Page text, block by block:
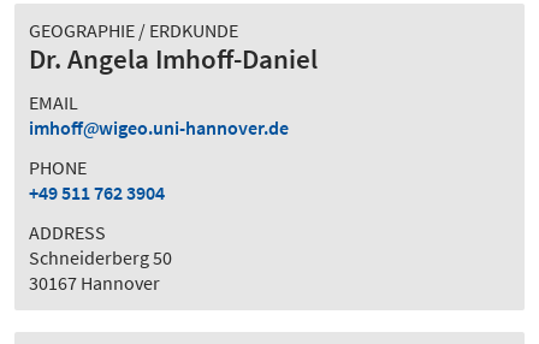
GEOGRAPHIE / ERDKUNDE
Dr. Angela Imhoff-Daniel
EMAIL
imhoff
wigeo.uni-hannover.de
PHONE
+49 511 762 3904
ADDRESS
Schneiderberg 50
30167 Hannover